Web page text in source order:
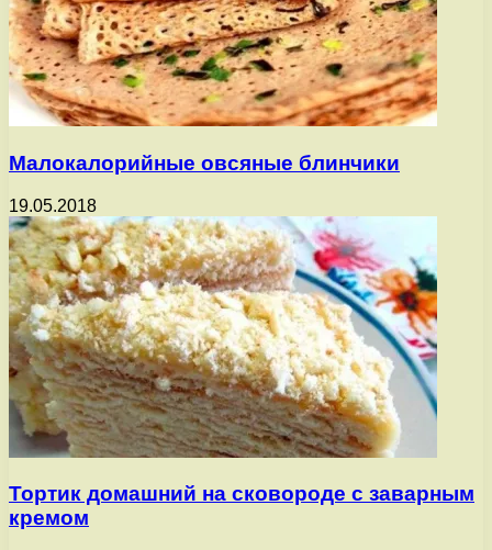
Малокалорийные овсяные блинчики
19.05.2018
Тортик домашний на сковороде с заварным
кремом